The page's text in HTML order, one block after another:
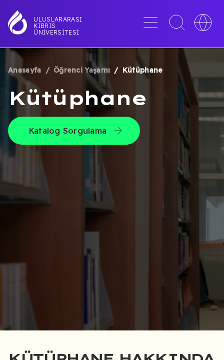
içeriğe
atla
ULUSLARARASI
KIBRIS
ÜNIVERSITESI
Menü
Toggle
search
Toggle
SAYFA
YOLU
Anasayfa Öğrenci Yaşamı Kütüphane
Kütüphane
Katalog Sorgulama